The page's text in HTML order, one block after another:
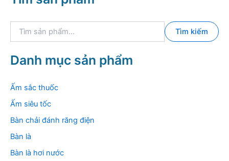
k
i
m
Tìm kiếm
Danh mục sản phẩm
Ấm sắc thuốc
Ấm siêu tốc
Bàn chải đánh răng điện
Bàn là
Bàn là hơi nước